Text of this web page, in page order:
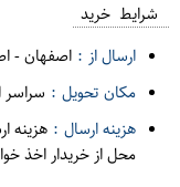
شرایط خرید
ارسال از : اصفهان-
مکان تحویل : سراسر
هزینه ارسال : هزینه
محل از خریدار اخذ